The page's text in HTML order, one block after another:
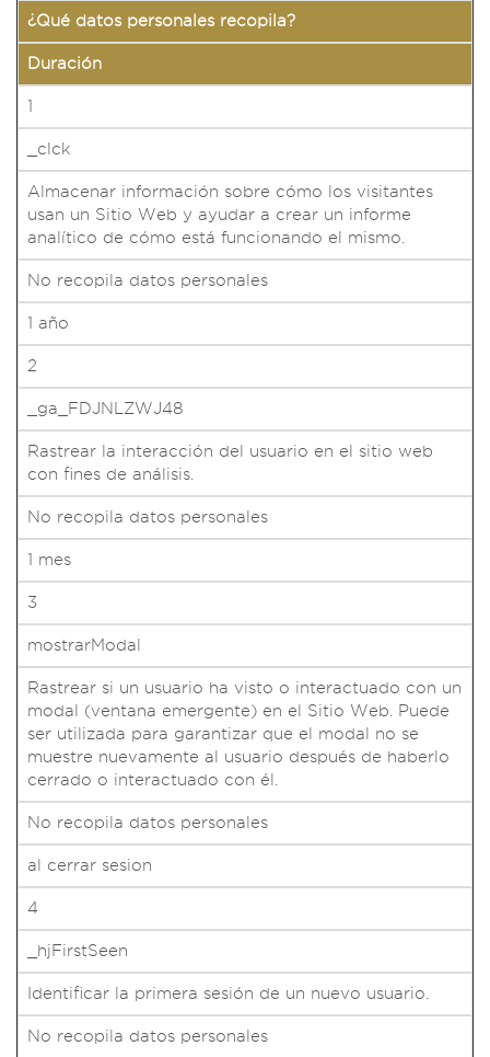
¿Qué datos personales recopila?
Duración
1
_clck
Almacenar información sobre cómo los visitantes
usan un Sitio Web y ayudar a crear un informe
analítico de cómo está funcionando el mismo.
No recopila datos personales
1 año
2
_ga_FDJNLZWJ48
Rastrear la interacción del usuario en el sitio web
con fines de análisis.
No recopila datos personales
1 mes
3
mostrarModal
Rastrear si un usuario ha visto o interactuado con un
modal (ventana emergente) en el Sitio Web. Puede
ser utilizada para garantizar que el modal no se
muestre nuevamente al usuario después de haberlo
cerrado o interactuado con él.
No recopila datos personales
al cerrar sesion
4
_hjFirstSeen
Identificar la primera sesión de un nuevo usuario.
No recopila datos personales